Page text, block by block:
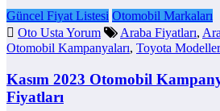
Güncel Fiyat Listesi Otomobil Markaları
Oto Usta Yorum
Araba Fiyatları,
Otomobil Kampanyaları, Toyota
Kasım 2023 Otomobil
Fiyatları